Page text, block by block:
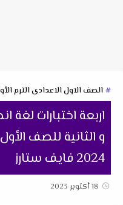
الصف الاول الاعدادى الترم
اربعة اختبارات لغة
و الثانية للصف
2024 فايف ستارز
18 أكتوبر 2023